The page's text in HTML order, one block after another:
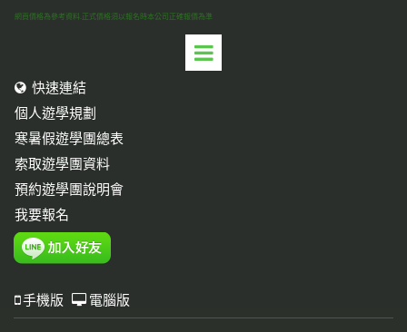
網頁價格為參考資料.正式價格須以報名時本公司正確報價為準
 快速連結
個人遊學規劃
寒暑假遊學團總表
索取遊學團資料
預約遊學團說明會
我要報名
 手機版  電腦版